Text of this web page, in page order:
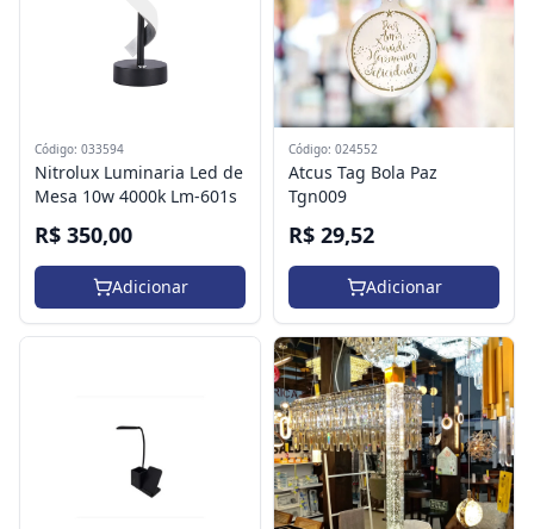
Código: 033594
Nitrolux Luminaria Led de
Mesa 10w 4000k Lm-601s
R$ 350,00
Adicionar
Código: 024552
Atcus Tag Bola Paz
Tgn009
R$ 29,52
Adicionar